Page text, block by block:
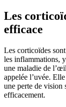
Les
efficace
Les corticoïdes
les inflammations,
une maladie de
appelée l’uvée.
une perte de vision
efficacement.